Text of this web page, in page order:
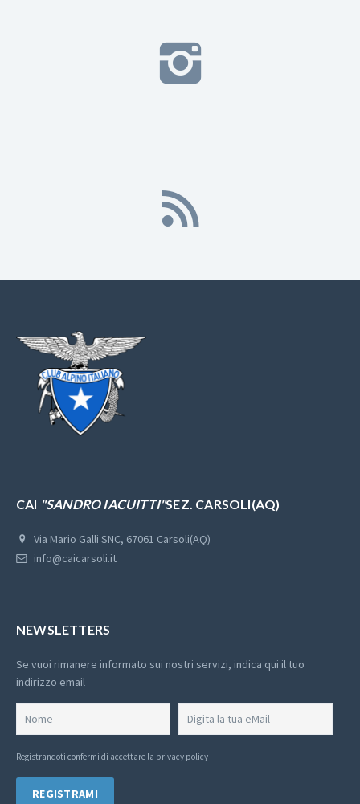
CAI "SANDRO IACUITTI"SEZ. CARSOLI(AQ)
Via Mario Galli SNC, 67061 Carsoli(AQ)
info@caicarsoli.it
NEWSLETTERS
Se vuoi rimanere informato sui nostri servizi, indica qui il tuo
indirizzo email
Registrandoti confermi di accettare la privacy policy